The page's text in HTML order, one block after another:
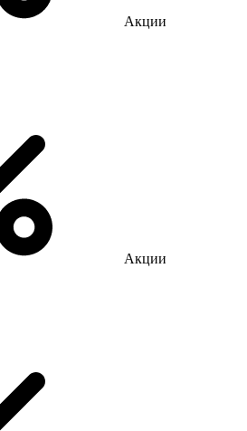
Акции
Акции